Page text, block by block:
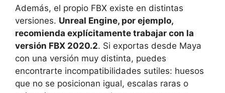
Además, el propio FBX existe en distintas
versiones. Unreal Engine, por ejemplo,
recomienda explícitamente trabajar con la
versión FBX 2020.2. Si exportas desde Maya
con una versión muy distinta, puedes
encontrarte incompatibilidades sutiles: huesos
que no se posicionan igual, escalas raras o